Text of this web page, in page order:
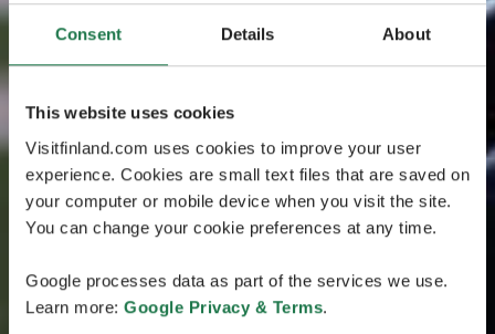
Consent Details About
This website uses cookies
Visitfinland.com uses cookies to improve your user
experience. Cookies are small text files that are saved on
your computer or mobile device when you visit the site.
You can change your cookie preferences at any time.
Google processes data as part of the services we use.
Learn more: Google Privacy & Terms.